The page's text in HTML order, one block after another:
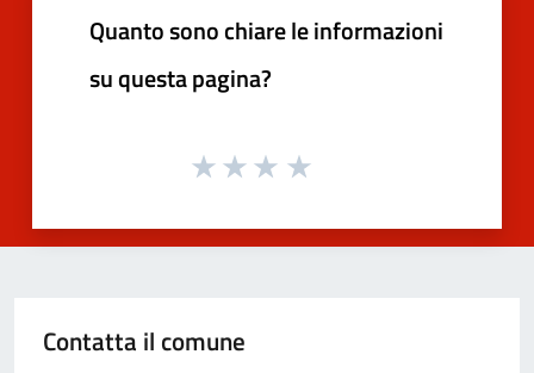
Quanto sono chiare le informazioni
su questa pagina?
Contatta il comune